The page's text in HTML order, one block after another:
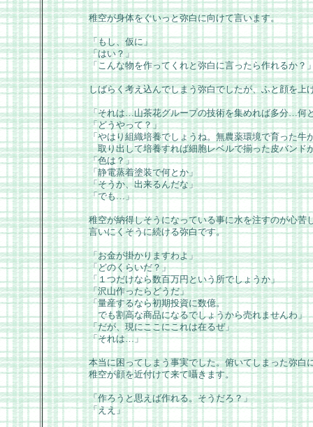
稚空が身体をぐいっと弥白に向けて言います。
「もし、仮に」
「はい？」
「こんな物を作ってくれと弥白に言ったら作れるか？
しばらく考え込んでしまう弥白でしたが、ふと顔を上
「それは…山茶花グループの技術を集めれば多分…何
「どうやって？」
「やはり組織培養でしょうね。無農薬環境で育った牛
取り出して培養すれば細胞レベルで揃った皮バンド
「色は？」
「静電蒸着塗装で何とか」
「そうか、出来るんだな」
「でも…」
稚空が納得しそうになっている事に水を注すのが心苦
言いにくそうに続ける弥白です。
「お金が掛かりますわよ」
「どのくらいだ？」
「１つだけなら数百万円という所でしょうか」
「沢山作ったらどうだ」
「量産するなら初期投資に数億。
でも割高な商品になるでしょうから売れませんわ」
「だが、現にここにこれは在るぜ」
「それは…」
本当に困ってしまう事実でした。俯いてしまった弥白
稚空が顔を近付けて来て囁きます。
「作ろうと思えば作れる。そうだろ？」
「ええ」